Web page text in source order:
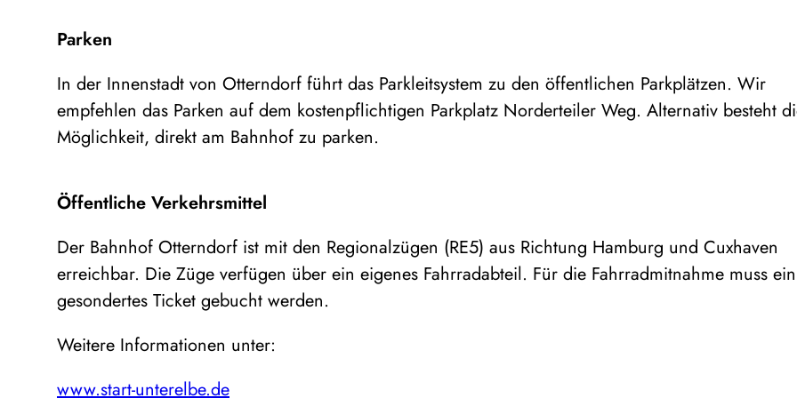
Parken
In der Innenstadt von Otterndorf führt das Parkleitsystem zu den öffentlichen Parkplätzen. Wir
empfehlen das Parken auf dem kostenpflichtigen Parkplatz Norderteiler Weg. Alternativ besteht
Möglichkeit, direkt am Bahnhof zu parken.
Öffentliche Verkehrsmittel
Der Bahnhof Otterndorf ist mit den Regionalzügen (RE5) aus Richtung Hamburg und Cuxhaven
erreichbar. Die Züge verfügen über ein eigenes Fahrradabteil. Für die Fahrradmitnahme muss ein
gesondertes Ticket gebucht werden.
Weitere Informationen unter:
www.start-unterelbe.de